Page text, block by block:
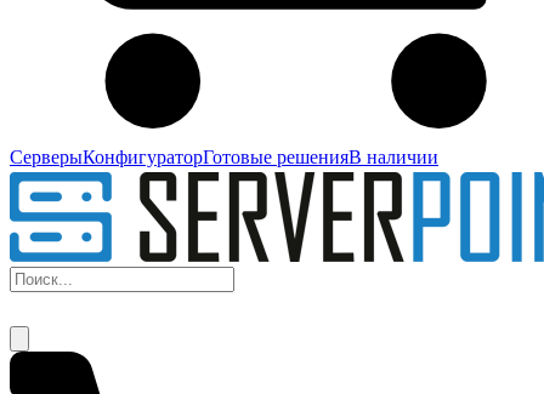
СерверыКонфигураторГотовые решенияВ наличии